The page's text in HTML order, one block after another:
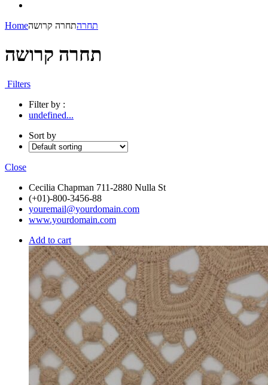
Home תחרהתחרה קרושה
תחרה קרושה
Filters
Filter by :
undefined...
Sort by
Close
Cecilia Chapman 711-2880 Nulla St
(+01)-800-3456-88
youremail@yourdomain.com
www.yourdomain.com
Add to cart